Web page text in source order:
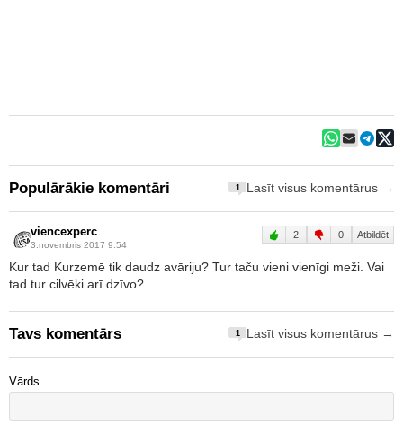
Populārākie komentāri 1 Lasīt visus komentārus →
viencexperc
3.novembris 2017 9:54
2 0 Atbildēt
Kur tad Kurzemē tik daudz avāriju? Tur taču vieni vienīgi meži. Vai
tad tur cilvēki arī dzīvo?
Tavs komentārs 1 Lasīt visus komentārus →
Vārds